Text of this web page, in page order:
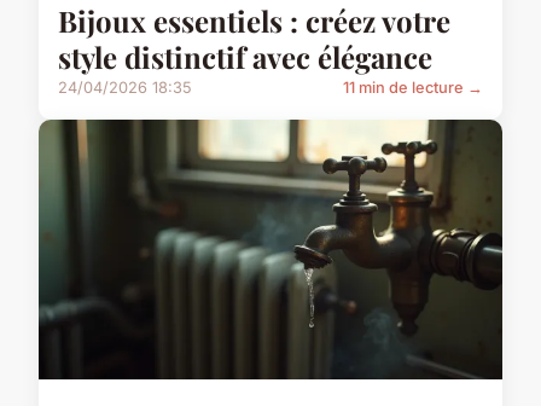
Bijoux essentiels : créez votre
style distinctif avec élégance
24/04/2026 18:35 11 min de lecture →